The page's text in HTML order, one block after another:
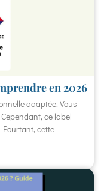
en 2026
adaptée. Vous
ce label
cette